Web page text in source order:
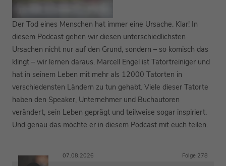
Der Tod eines Menschen hat immer eine Ursache. Klar! In
diesem Podcast gehen wir diesen unterschiedlichsten
Ursachen nicht nur auf den Grund, sondern – so komisch das
klingt – wir lernen daraus. Marcell Engel ist Tatortreiniger und
hat in seinem Leben mit mehr als 12000 Tatorten in
verschiedensten Ländern zu tun gehabt. Viele dieser Tatorte
haben den Speaker, Unternehmer und Buchautoren
verändert, sein Leben geprägt und teilweise sogar inspiriert.
Und genau das möchte er in diesem Podcast mit euch teilen.
07.08.2026 Folge 278